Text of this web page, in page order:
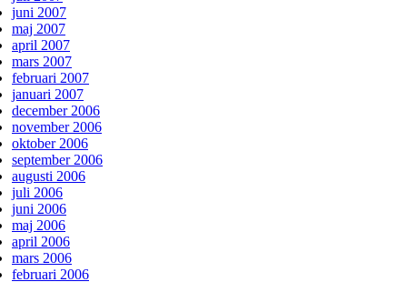
juni 2007
maj 2007
april 2007
mars 2007
februari 2007
januari 2007
december 2006
november 2006
oktober 2006
september 2006
augusti 2006
juli 2006
juni 2006
maj 2006
april 2006
mars 2006
februari 2006